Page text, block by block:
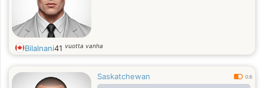
Bilalnani41 vuotta vanha
Saskatchewan 0.6